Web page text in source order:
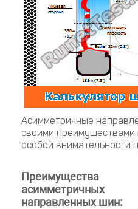
Асимметричные
своими
особой внимательности
Преимущества
асимметричных
направленных шин: